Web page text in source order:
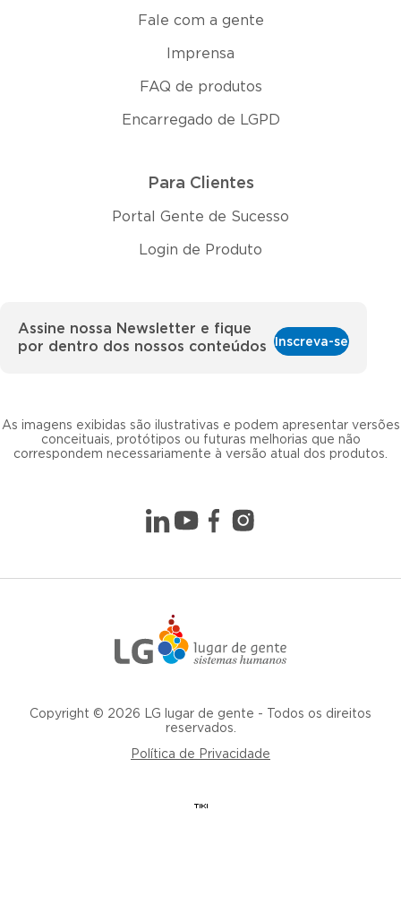
Fale com a gente
Imprensa
FAQ de produtos
Encarregado de LGPD
Para Clientes
Portal Gente de Sucesso
Login de Produto
As imagens exibidas são ilustrativas e podem apresentar versões
conceituais, protótipos ou futuras melhorias que não
correspondem necessariamente à versão atual dos produtos.
Assine nossa Newsletter e fique
por dentro dos nossos conteúdos
Inscreva-se
Copyright © 2026 LG lugar de gente - Todos os direitos
reservados.
Política de Privacidade